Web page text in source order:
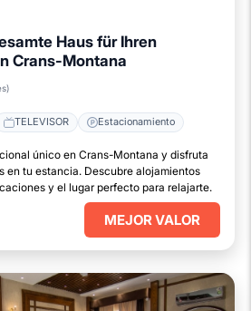
Haus für Ihren
Crans-Montana
TELEVISOR Estacionamiento
único en Crans-Montana y disfruta
en tu estancia. Descubre alojamientos
y el lugar perfecto para relajarte.
MEJOR VALOR